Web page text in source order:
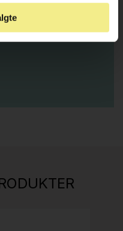
H05 5600 Swingback-armlene Mørk